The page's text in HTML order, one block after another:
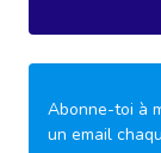
Abonne-toi à
un email